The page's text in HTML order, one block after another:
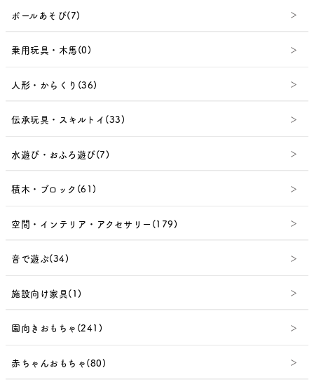
ボールあそび(7)
乗用玩具・木馬(0)
人形・からくり(36)
伝承玩具・スキルトイ(33)
水遊び・おふろ遊び(7)
積木・ブロック(61)
空間・インテリア・アクセサリー(179)
音で遊ぶ(34)
施設向け家具(1)
園向きおもちゃ(241)
赤ちゃんおもちゃ(80)